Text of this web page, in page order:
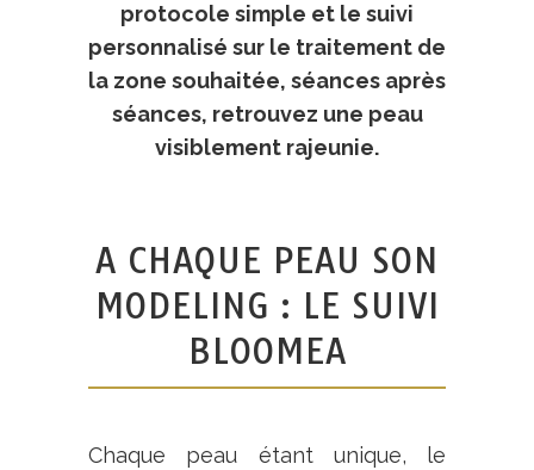
protocole simple et le suivi
personnalisé sur le traitement de
la zone souhaitée, séances après
séances, retrouvez une peau
visiblement rajeunie.
A CHAQUE PEAU SON
MODELING : LE SUIVI
BLOOMEA
Chaque peau étant unique, le